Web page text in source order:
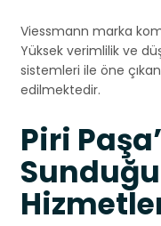
Viessmann marka
Yüksek verimlilik ve
sistemleri ile öne
edilmektedir.
Piri